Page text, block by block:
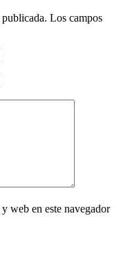
Los campos
web en este navegador